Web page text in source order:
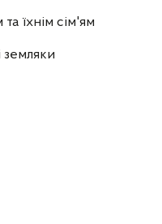
їхнім сім'ям